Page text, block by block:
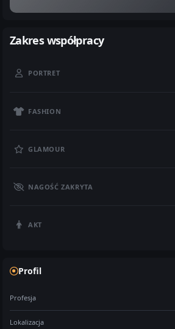
Zakres współpracy
PORTRET
FASHION
GLAMOUR
NAGOŚĆ ZAKRYTA
AKT
Profil
Profesja
Lokalizacja